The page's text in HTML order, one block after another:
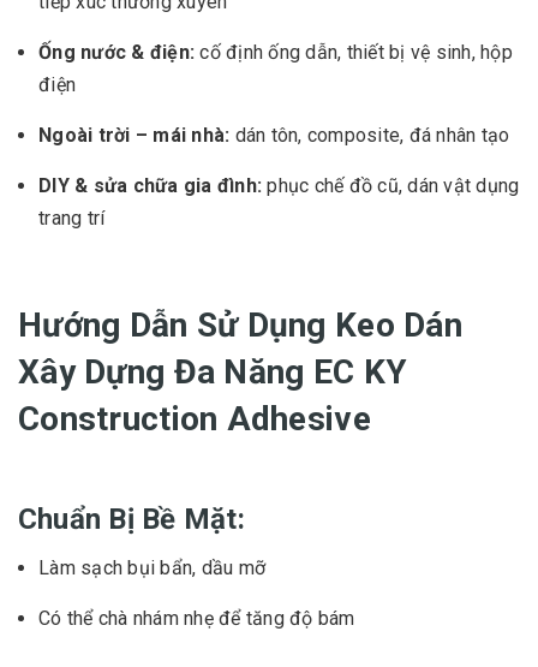
Ống nước & điện: cố định ống dẫn, thiết bị vệ sinh, hộp
điện
Ngoài trời – mái nhà: dán tôn, composite, đá nhân tạo
DIY & sửa chữa gia đình: phục chế đồ cũ, dán vật dụng
trang trí
Hướng Dẫn Sử Dụng Keo Dán
Xây Dựng Đa Năng EC KY
Construction Adhesive
Chuẩn Bị Bề Mặt:
Làm sạch bụi bẩn, dầu mỡ
Có thể chà nhám nhẹ để tăng độ bám